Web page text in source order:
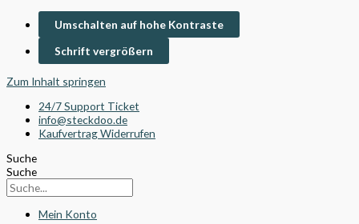
Umschalten auf hohe Kontraste
Schrift vergrößern
Zum Inhalt springen
24/7 Support Ticket
info@steckdoo.de
Kaufvertrag Widerrufen
Suche
Suche
Mein Konto